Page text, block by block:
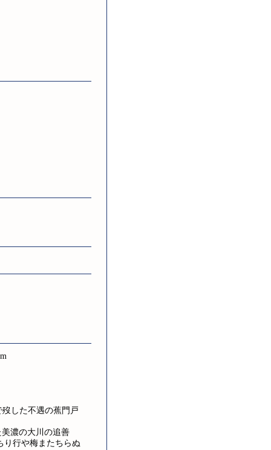
した不遇の蕉門戸
濃の大川の追善
り行や梅またちらぬ